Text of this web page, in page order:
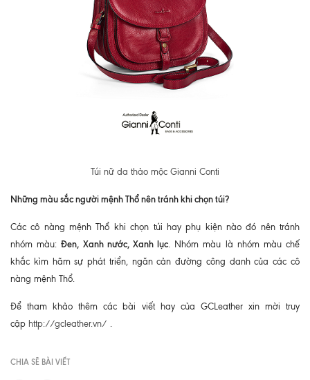
Túi nữ da thảo mộc Gianni Conti
Những màu sắc người mệnh Thổ nên tránh khi chọn túi?
Các cô nàng mệnh Thổ khi chọn túi hay phụ kiện nào đó nên tránh
nhóm màu:Đen, Xanh nước, Xanh lục . Nhóm màu là nhóm màu chế
khắc kìm hãm sự phát triển, ngăn cản đường công danh của các cô
nàng mệnh Thổ.
Để tham khảo thêm các bài viết hay của GCLeather xin mời truy
cập http://gcleather.vn/
CHIA SẼ BÀI VIẾT